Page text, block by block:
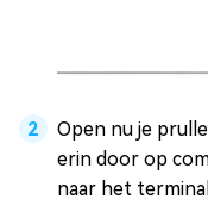
Open nu je
erin door op
naar het